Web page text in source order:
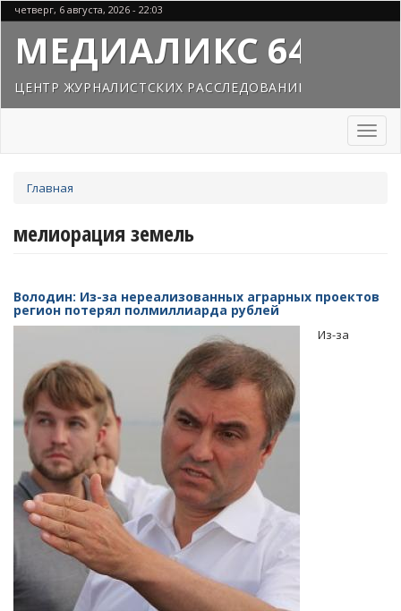
Перейти
к
основному
содержанию
четверг, 6 августа, 2026 - 22:03
МЕДИАЛИКС 64
ЦЕНТР ЖУРНАЛИСТСКИХ РАССЛЕДОВАНИЙ
Toggle
здесь
Главная
мелиорация земель
Володин: Из-за нереализованных аграрных проектов
регион потерял полмиллиарда рублей
Из-за